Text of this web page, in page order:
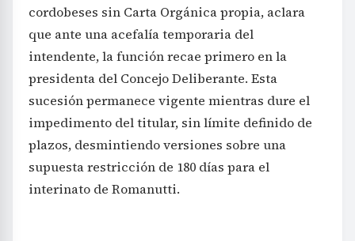
cordobeses sin Carta Orgánica propia, aclara
que ante una acefalía temporaria del
intendente, la función recae primero en la
presidenta del Concejo Deliberante. Esta
sucesión permanece vigente mientras dure el
impedimento del titular, sin límite definido de
plazos, desmintiendo versiones sobre una
supuesta restricción de 180 días para el
interinato de Romanutti.